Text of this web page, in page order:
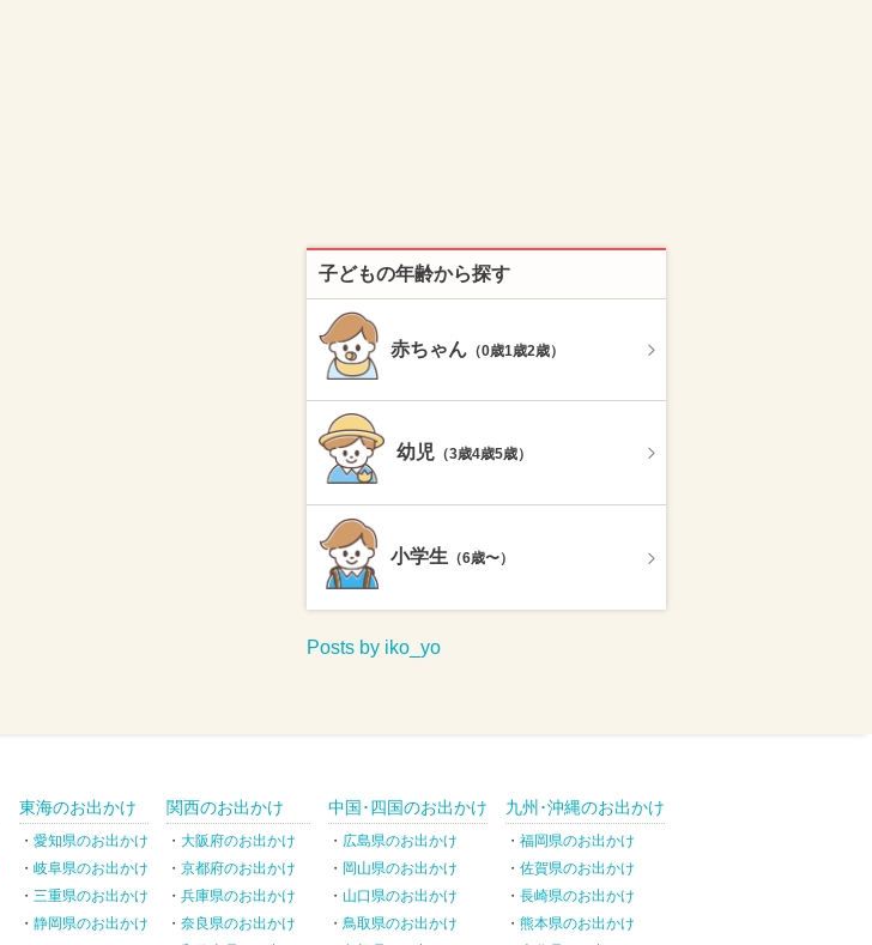
子どもの年齢から探す
赤ちゃん （0歳1歳2歳）
幼児 （3歳4歳5歳）
小学生 （6歳〜）
Posts by iko_yo
東海のお出かけ
愛知県のお出かけ
岐阜県のお出かけ
三重県のお出かけ
静岡県のお出かけ
関西のお出かけ
大阪府のお出かけ
京都府のお出かけ
兵庫県のお出かけ
奈良県のお出かけ
中国･四国のお出かけ
広島県のお出かけ
岡山県のお出かけ
山口県のお出かけ
鳥取県のお出かけ
九州･沖縄のお出かけ
福岡県のお出かけ
佐賀県のお出かけ
長崎県のお出かけ
熊本県のお出かけ